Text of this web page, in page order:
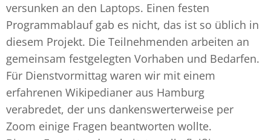
versunken an den Laptops. Einen festen
Programmablauf gab es nicht, das ist so üblich in
diesem Projekt. Die Teilnehmenden arbeiten an
gemeinsam festgelegten Vorhaben und Bedarfen.
Für Dienstvormittag waren wir mit einem
erfahrenen Wikipedianer aus Hamburg
verabredet, der uns dankenswerterweise per
Zoom einige Fragen beantworten wollte.